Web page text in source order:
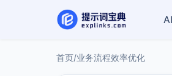
首页/业务流程效率优化